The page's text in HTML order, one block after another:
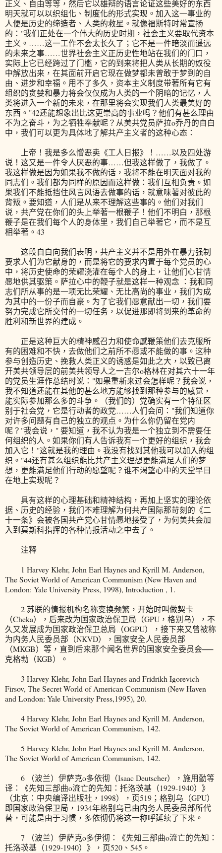
正义、自由等等，然后它以雄辩的语言论证这些美好的东西
明天就可以以织组化、制度化的形式实现。加入这一事业的
人便是历史的缔造者、人类的救星。就像福斯特时常宣扬
的："我们正处在一个伟大的历史时期，社会主义要取代资本
主义。……这一工作不会太长久了；它不是一件暗淡而遥远
的未来之事……世界社会主义正历史性地站在我们的门口，
实际上它已经跨过了门槛，它的到来将把人类从长期的奴役
中解放出来，在其面前开启它现在做梦都未曾敢于梦到的自
由、进步和幸福。用不了多久，资本主义制度带著所有它有
组织的贪婪和暴力将会仅仅成为人类的一个阴暗的记忆，人
类将进入一个新的未来，在那里将会实现我们人类最美好的
东西。"42还能想象出比这更崇高的事业吗？他们有甚么理由
不为之奋斗，为之牺牲奉献呢？从美共党员萨拉o乔丹的自白
中，我们可以更为具体地了解共产主义者的这种心态：
上帝！我是多么憎恶卖《工人日报》！……以及四处游
说！这又是一件令人厌恶的事……但我这样做了，我做了。
我这样做是因为如果我不做的话，我将不能在明天面对我的
同志们。我们都为同样的原因而这样做：我们互相负责。如
果我们不能抵挡住风言风语去做事的话，就意味著对彼此的
背叛。要知道，人们是从来不理解这些事的。他们对我们
说，共产党在你们的头上举著一根鞭子！他们不明白，那根
鞭子是在我们每个人的身体里，我们自己举著它，而不是互
相举著。43
这段自白向我们表明，共产主义并不是用外在暴力强制
要求人们为它献身的，而是将它的要求内置于每个党员的心
中，将历史使命的荣耀浇灌在每个人的身上，让他们心甘情
愿地供其驱策。萨拉心中的鞭子就是这样一种观念 ：我和同
志们所从事的是一项无比荣耀、无比高尚的事业，我们为成
为其中的一份子而自豪。为了它我们愿意献出一切，我们要
努力完成它所交付的一切任务，以促进那即将到来的革命的
胜利和新世界的建成。
正是这种巨大的精神感召力和使命感鞭策他们去克服所
有的困难和不快，去做他们之前所不愿或不能做的事。这种
参与创造历史、挽救人类正义的诱惑是如此之大，以致已离
开美共领导层的前美共领导人之一吉尔o格林在对其六十一年
的党员生涯作总结时说："如果重新来过会怎样呢？我会说，
我不知道还能在其他的甚么地方能够找到那种参与的感觉，
能实际参加那么多的斗争。（我们的）党确实有一个特征区
别于社会党，它是行动者的政党……人们会问："我们知道你
对许多问题有自己的独立的观点。为什么你仍留在党内
呢？"我会说，" 要知道，我不认为我是一个独立到不需要任
何组织的人。如果你们有人告诉我有一个更好的组织，我会
加入它！"这就是我的理由。我没有找到其他我可以加入的组
织。"44还有甚么组织能比共产主义理想更能满足人们的梦
想，更能满足他们行动的愿望呢？谁不渴望心中的天堂早日
在地上实现呢？
具有这样的心理基础和精神结构，再加上坚实的理论依
据、历史的经验，我们不难理解为何共产国际那苛刻的《二
十一条》会被各国共产党心甘情愿地接受了，为何美共会加
入到莫斯科指挥的各种情报活动之中去了。
注释
1 Harvey Klehr, John Earl Haynes and Kyrill M. Anderson,
The Soviet World of American Communism (New Haven and
London: Yale University Press, 1998), Introduction , 1.
2 苏联的情报机构名称变换频繁，开始时叫做契卡
（Cheka），后来改为国家政治保卫局（GPU，格别乌），不
久又发展成为国家政治保卫总局（OGPU），接下来又曾被称
为内务人民委员部（NKVD），国家安全人民委员部
（MKGB）等，直到后来那个闻名世界的国家安全委员会──
克格勃（KGB）。
3 Harvey Klehr, John Earl Haynes and Fridrikh Igorevich
Firsov, The Secret World of American Communism (New Haven
and London: Yale University Press,1995), 20.
4 Harvey Klehr, John Earl Haynes and Kyrill M. Anderson,
The Soviet World of American Communism, 142.
5 Harvey Klehr, John Earl Haynes and Kyrill M. Anderson,
The Soviet World of American Communism, 142.
6 （波兰）伊萨克o多依彻（Isaac Deutscher），施用勤等
译：《先知三部曲o流亡的先知：托洛茨基（1929-1940）》
（北京：中央编译出版社，1998），页519；格别乌（GPU）
即国家政治保卫局，1934年格别乌已由内务人民委员部所代
替，可能是由于习惯，多依彻仍将这一称呼延续了下来。
7 （波兰）伊萨克o多伊彻：《先知三部曲o流亡的先知：
托洛茨基（1929-1940）》，页520、545。